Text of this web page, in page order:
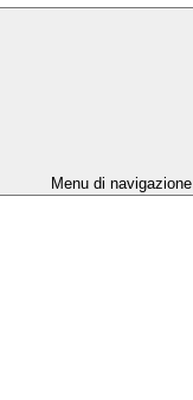
Menu di navigazione